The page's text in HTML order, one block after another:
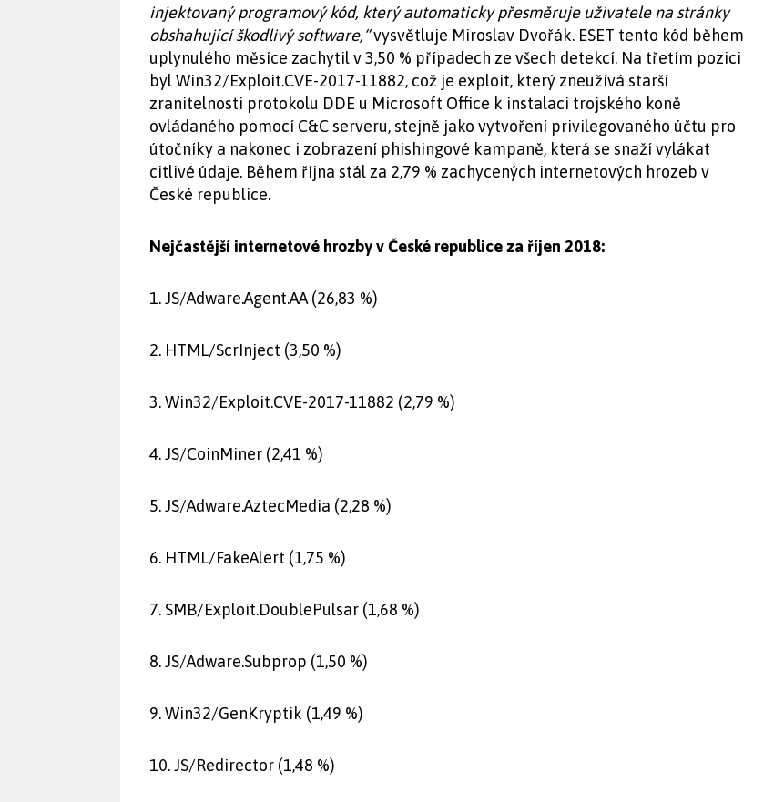
injektovaný programový kód, který automaticky přesměruje uživatele na stránky
obshahující škodlivý software,“vysvětluje Miroslav Dvořák. ESET tento kód během
uplynulého měsíce zachytil v 3,50 % případech ze všech detekcí. Na třetím pozici
byl Win32/Exploit.CVE-2017-11882, což je exploit, který zneužívá starší
zranitelnosti protokolu DDE u Microsoft Office k instalaci trojského koně
ovládaného pomocí C&C serveru, stejně jako vytvoření privilegovaného účtu pro
útočníky a nakonec i zobrazení phishingové kampaně, která se snaží vylákat
citlivé údaje. Během října stál za 2,79 % zachycených internetových hrozeb v
České republice.
Nejčastější internetové hrozby v České republice za říjen 2018:
1. JS/Adware.Agent.AA (26,83 %)
2. HTML/ScrInject (3,50 %)
3. Win32/Exploit.CVE-2017-11882 (2,79 %)
4. JS/CoinMiner (2,41 %)
5. JS/Adware.AztecMedia (2,28 %)
6. HTML/FakeAlert (1,75 %)
7. SMB/Exploit.DoublePulsar (1,68 %)
8. JS/Adware.Subprop (1,50 %)
9. Win32/GenKryptik (1,49 %)
10. JS/Redirector (1,48 %)